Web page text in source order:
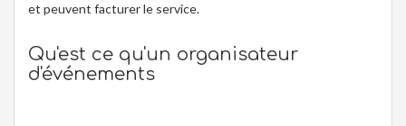
et peuvent facturer le service.
Qu'est ce qu'un organisateur
d'événements